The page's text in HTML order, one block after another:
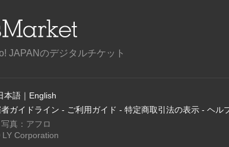
JAPANのデジタルチケット
本語 ｜ English
ガイドライン - ご利用ガイド - 特定商取引法の表示 - ヘル
写真：アフロ
Corporation